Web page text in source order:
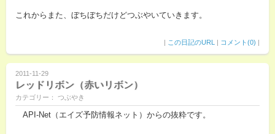
これからまた、ぼちぼちだけどつぶやいていきます。
| この日記のURL | コメント(0) |
2011-11-29
レッドリボン（赤いリボン）
カテゴリー： つぶやき
API-Net（エイズ予防情報ネット）からの抜粋です。